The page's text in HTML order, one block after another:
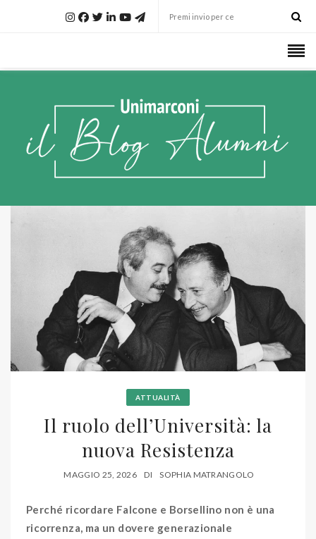
ATTUALITÀ
Il ruolo dell’Università: la
nuova Resistenza
MAGGIO 25, 2026 DI SOPHIA MATRANGOLO
Perché ricordare Falcone e Borsellino non è una
ricorrenza, ma un dovere generazionale